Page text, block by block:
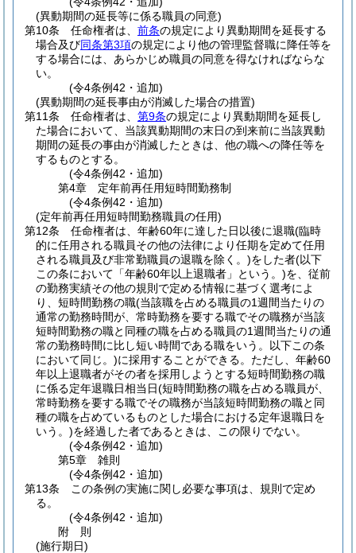
(異動期間の延長等に係る職員の同意)
第10条
任命権者は、 前条の規定により異動期間を延長する
場合及び同条第3項の規定により他の管理監督職に降任等を
する場合には、あらかじめ職員の同意を得なければならな
い。
(令4条例42・追加)
(異動期間の延長事由が消滅した場合の措置)
第11条
任命権者は、 第9条の規定により異動期間を延長し
た場合において、当該異動期間の末日の到来前に当該異動
期間の延長の事由が消滅したときは、他の職への降任等を
するものとする。
(令4条例42・追加)
第4章
定年前再任用短時間勤務制
(令4条例42・追加)
(定年前再任用短時間勤務職員の任用)
第12条
任命権者は、年齢60年に達した日以後に退職(臨時
的に任用される職員その他の法律により任期を定めて任用
される職員及び非常勤職員の退職を除く。)をした者(以下
この条において「年齢60年以上退職者」という。)を、従前
の勤務実績その他の規則で定める情報に基づく選考によ
り、短時間勤務の職(当該職を占める職員の1週間当たりの
通常の勤務時間が、常時勤務を要する職でその職務が当該
短時間勤務の職と同種の職を占める職員の1週間当たりの通
常の勤務時間に比し短い時間である職をいう。以下この条
において同じ。)に採用することができる。 ただし、年齢60
年以上退職者がその者を採用しようとする短時間勤務の職
に係る定年退職日相当日(短時間勤務の職を占める職員が、
常時勤務を要する職でその職務が当該短時間勤務の職と同
種の職を占めているものとした場合における定年退職日を
いう。)を経過した者であるときは、この限りでない。
(令4条例42・追加)
第5章
雑則
(令4条例42・追加)
第13条
この条例の実施に関し必要な事項は、規則で定め
る。
(令4条例42・追加)
附 則
(施行期日)